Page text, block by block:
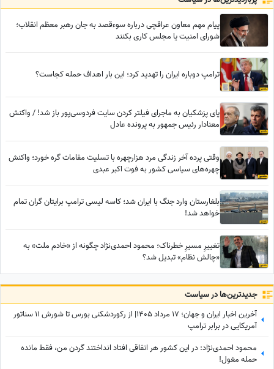
پیام مهم معاون عراقچی درباره سوءقصد به جان رهبر معظم انقلاب؛
شورای امنیت یا مجلس کاری بکنند
ترامپ دوباره ایران را تهدید کرد؛ این بار اهداف حمله کجاست؟
پای پزشکیان به ماجرای فیلتر کردن سایت فردوسی‌پور باز شد! / واکنش
معنادار رئیس جمهور به پرونده عادل
وقتی پرده آخر زندگی مرد هزارچهره با تسلیت مقامات گره خورد؛ واکنش
چهره‌های سیاسی کشور به فوت اکبر عبدی
بلغارستان وارد جنگ با ایران شد؛ کاسه لیسی ترامپ برایتان گران تمام
خواهد شد!
تغییرِ مسیرِ خطرناک؛ محمود احمدی‌نژاد چگونه از «خادم ملت» به
«چالش نظام» تبدیل شد؟
جدید‌ترین‌ها در سیاست
آخرین اخبار ایران و جهان؛ 17 مرداد 1405| از رکوردشکنی بورس تا شورش 11 سناتور
آمریکایی در برابر ترامپ
محمود احمدی‌نژاد: در این کشور هر اتفاقی افتاد انداختند گردن من، فقط مانده
حمله مغول!